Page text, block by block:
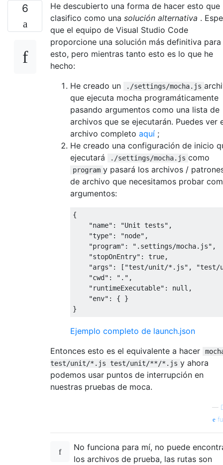
6
He descubierto una forma de hacer esto que
clasifico como una solución alternativa .
que el equipo de Visual Studio Code
proporcione una solución más definitiva para
esto, pero mientras tanto esto es lo que he
hecho:
He creado un
./settings/mocha.js
que ejecuta mocha programáticamente
pasando argumentos como una lista de
archivos que se ejecutarán. Puedes ver
archivo completo aquí ;
He creado una configuración de inicio
ejecutará
./settings/mocha.js como
program y pasará los archivos /
de archivo que necesitamos probar
argumentos:
{
"name" : "Unit tests" ,
"type" : "node" ,
"program" : ".settings/mocha.js" ,
"stopOnEntry" : true,
"args" : [ "test/unit/*.js" ,
"test/
"cwd" : "." ,
"runtimeExecutable" : null ,
"env" : {
}
}
Ejemplo completo de launch.json
Entonces esto es el equivalente a hacer
test/unit/*.js test/unit/**/*.js y ahora
podemos usar puntos de interrupción en
nuestras pruebas de moca.
—
No funciona para mí, no puede
los archivos de prueba, las rutas son